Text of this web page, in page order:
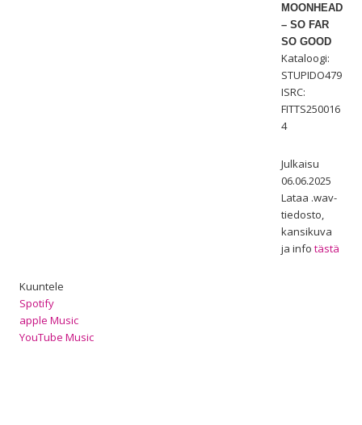
MOONHEAD
– SO FAR
SO GOOD
Kataloogi:
STUPIDO479
ISRC:
FITTS250016
4
Julkaisu
06.06.2025
Lataa .wav-
tiedosto,
kansikuva
ja info tästä
Kuuntele
Spotify
apple Music
YouTube Music